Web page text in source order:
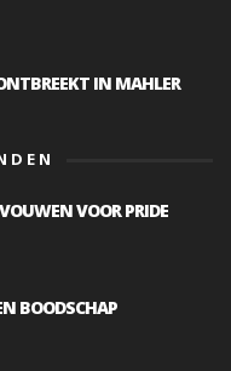
IN MAHLER
VOOR PRIDE
BOODSCHAP